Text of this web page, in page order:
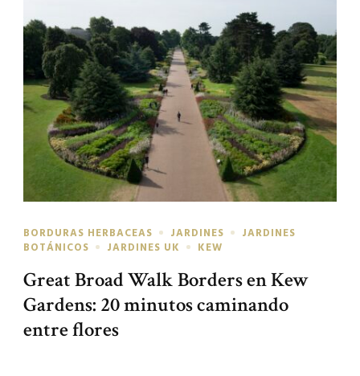
BORDURAS HERBACEAS JARDINES
JARDINES
BOTÁNICOS
JARDINES UK KEW
Great Broad Walk Borders en Kew
Gardens: 20 minutos caminando
entre flores